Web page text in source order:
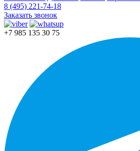
8 (495) 221-74-18
Заказать звонок
+7 985 135 30 75